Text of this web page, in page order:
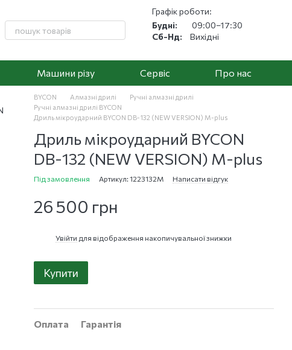
Графік роботи:
Будні:
09:00–17:30
Сб-Нд:
Вихідні
Машини різу Cервіс Про нас
BYCON Алмазні дрилі
Ручні алмазні дрилі
Ручні алмазні дрилі BYCON
Дриль мікроударний BYCON DB-132 (NEW VERSION) M-plus
Дриль мікроударний BYCON
DB-132 (NEW VERSION) M-plus
Під замовлення Артикул: 1223132M Написати відгук
26 500 грн
Увійти для відображення накопичувальної знижки
Купити
Оплата Гарантія